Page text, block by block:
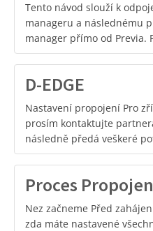
Tento návod slouží k
manageru a následnému
manager přímo od Previa.
D-EDGE
Nastavení propojení Pro
prosím kontaktujte
následně předá veškeré
Proces
Nez začneme Před
zda máte nastavené